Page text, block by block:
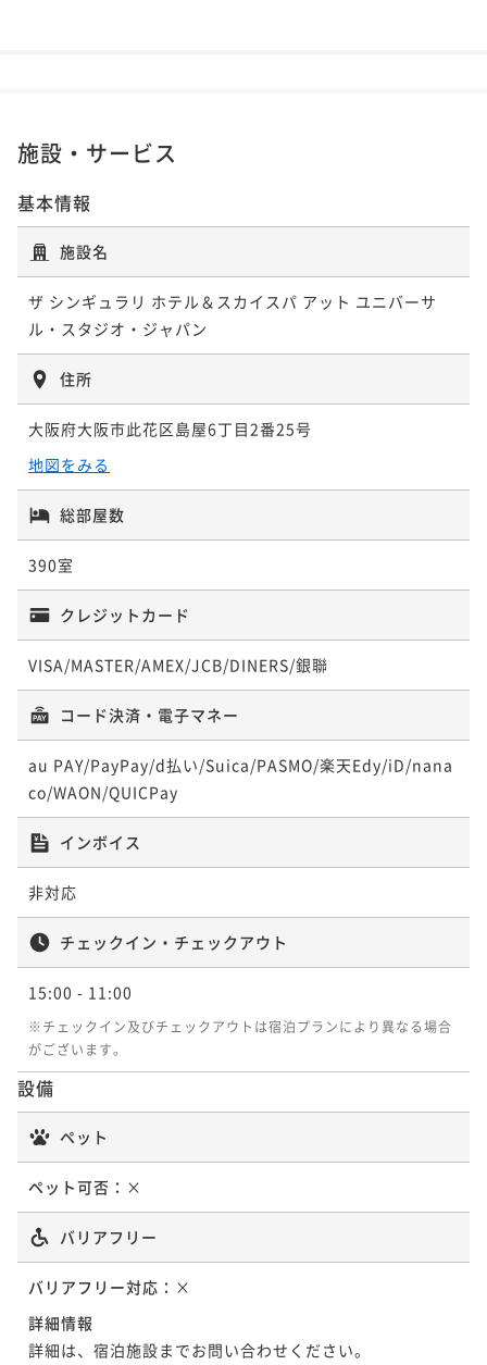
施設・サービス
基本情報
施設名
ザ シンギュラリ ホテル＆スカイスパ アット ユニバーサ
ル・スタジオ・ジャパン
住所
大阪府大阪市此花区島屋6丁目2番25号
地図をみる
総部屋数
390室
クレジットカード
VISA/MASTER/AMEX/JCB/DINERS/銀聯
コード決済・電子マネー
au PAY/PayPay/d払い/Suica/PASMO/楽天Edy/iD/nana
co/WAON/QUICPay
インボイス
非対応
チェックイン・チェックアウト
15:00 - 11:00
※チェックイン及びチェックアウトは宿泊プランにより異なる場合
がございます。
設備
ペット
ペット可否： ×
バリアフリー
バリアフリー対応： ×
詳細情報
詳細は、宿泊施設までお問い合わせください。